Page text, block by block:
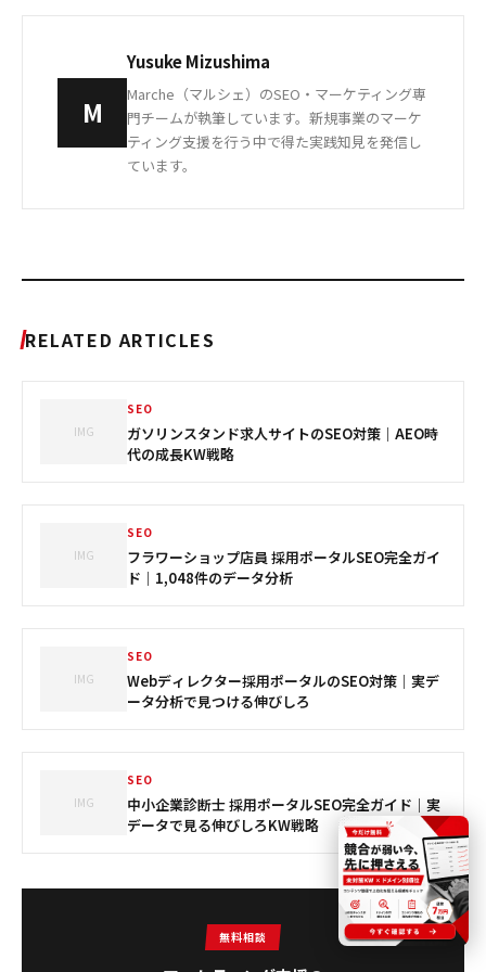
M
Yusuke Mizushima
Marche（マルシェ）のSEO・マーケティング専
門チームが執筆しています。新規事業のマーケ
ティング支援を行う中で得た実践知見を発信し
ています。
RELATED ARTICLES
IMG
SEO
ガソリンスタンド求人サイトのSEO対策｜AEO時
代の成長KW戦略
IMG
SEO
フラワーショップ店員 採用ポータルSEO完全ガイ
ド｜1,048件のデータ分析
IMG
SEO
Webディレクター採用ポータルのSEO対策｜実デ
ータ分析で見つける伸びしろ
IMG
SEO
中小企業診断士 採用ポータルSEO完全ガイド｜実
データで見る伸びしろKW戦略
無料相談